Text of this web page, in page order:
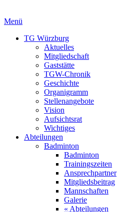
Menü
TG Würzburg
Aktuelles
Mitgliedschaft
Gaststätte
TGW-Chronik
Geschichte
Organigramm
Stellenangebote
Vision
Aufsichtsrat
Wichtiges
Abteilungen
Badminton
Badminton
Trainingszeiten
Ansprechpartner
Mitgliedsbeitrag
Mannschaften
Galerie
« Abteilungen